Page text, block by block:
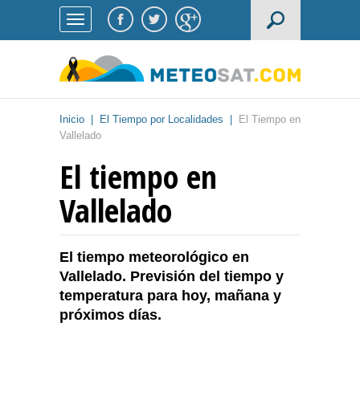
Inicio El Tiempo por Localidades
El Tiempo en
Vallelado
El tiempo en
Vallelado
El tiempo meteorológico en
Vallelado. Previsión del tiempo y
temperatura para hoy, mañana y
próximos días.